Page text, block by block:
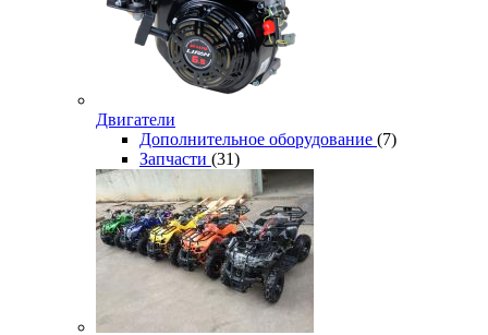
Двигатели
Дополнительное оборудование (7)
Запчасти (31)